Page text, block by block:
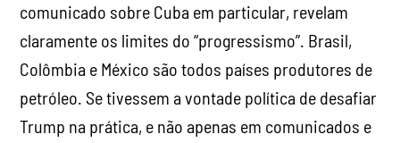
comunicado sobre Cuba em particular, revelam
claramente os limites do “progressismo”. Brasil,
Colômbia e México são todos países produtores de
petróleo. Se tivessem a vontade política de desafiar
Trump na prática, e não apenas em comunicados e